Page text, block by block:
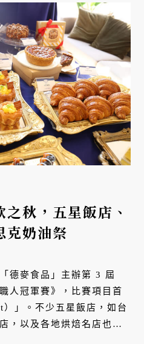
秋，五星飯店、
克奶油祭
德麥食品」主辦第 3 屆
人冠軍賽》，比賽項目首
」。不少五星飯店，如台
，以及各地烘焙名店也響